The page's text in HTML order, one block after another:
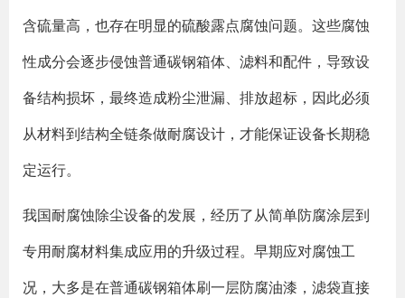
含硫量高，也存在明显的硫酸露点腐蚀问题。这些腐蚀
性成分会逐步侵蚀普通碳钢箱体、滤料和配件，导致设
备结构损坏，最终造成粉尘泄漏、排放超标，因此必须
从材料到结构全链条做耐腐设计，才能保证设备长期稳
定运行。
我国耐腐蚀除尘设备的发展，经历了从简单防腐涂层到
专用耐腐材料集成应用的升级过程。早期应对腐蚀工
况，大多是在普通碳钢箱体刷一层防腐油漆，滤袋直接